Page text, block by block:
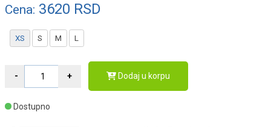
Cena: 3620 RSD
XS S M L
Dodaj u korpu
Dostupno